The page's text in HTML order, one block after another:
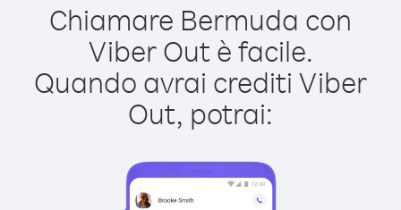
Chiamare Bermuda con
Viber Out è facile.
Quando avrai crediti Viber
Out, potrai: